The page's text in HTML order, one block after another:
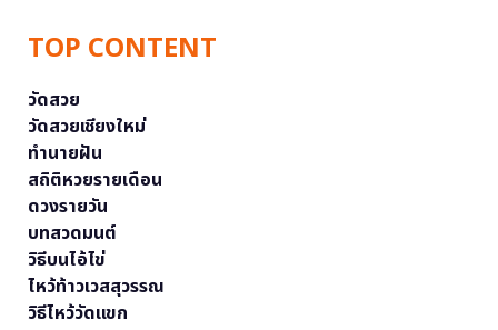
TOP CONTENT
วัดสวย
วัดสวยเชียงใหม่
ทำนายฝัน
สถิติหวยรายเดือน
ดวงรายวัน
บทสวดมนต์
วิธีบนไอ้ไข่
ไหว้ท้าวเวสสุวรรณ
วิธีไหว้วัดแขก